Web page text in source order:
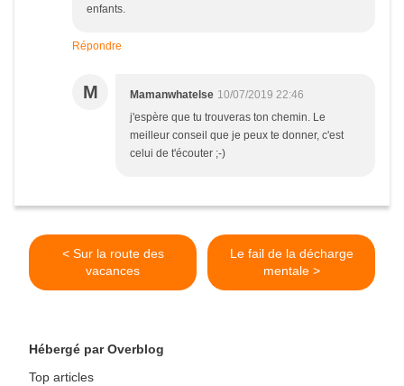
enfants.
Répondre
M Mamanwhatelse 10/07/2019 22:46
j'espère que tu trouveras ton chemin. Le
meilleur conseil que je peux te donner, c'est
celui de t'écouter ;-)
< Sur la route des
vacances
Le fail de la décharge
mentale >
Hébergé par Overblog
Top articles